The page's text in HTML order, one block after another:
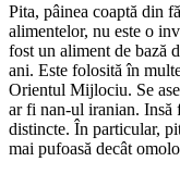
Pita, pâinea coaptă din
alimentelor, nu este o
fost un aliment de bază
ani. Este folosită în
Orientul Mijlociu. Se
ar fi nan-ul iranian. Insă
distincte. În particular,
mai pufoasă decât